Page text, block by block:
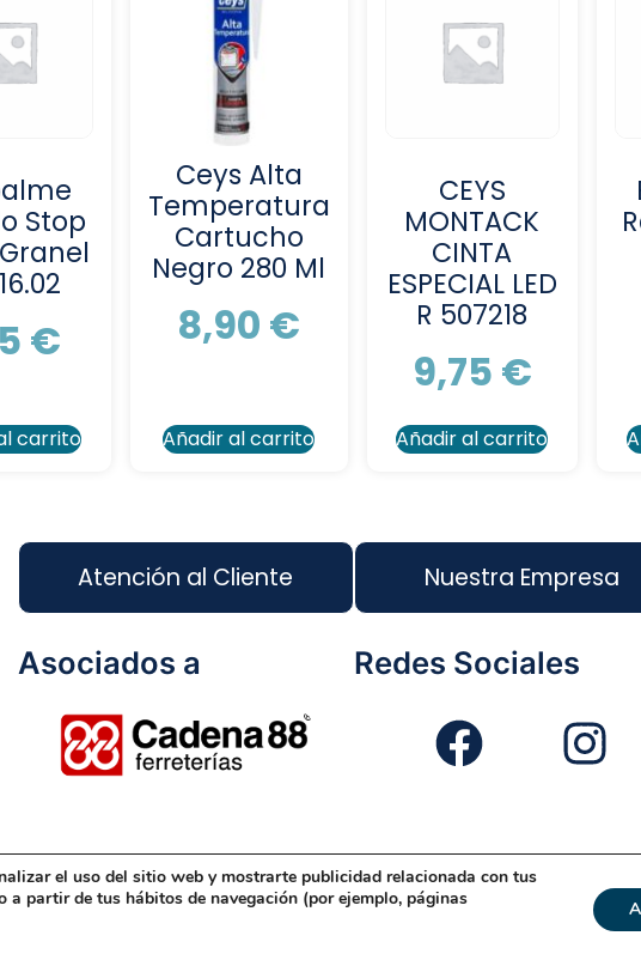
Stop
€
carrito
Ceys Alta
Temperatura
Cartucho
Negro 280 Ml
8,90 €
Añadir al carrito
CEYS
MONTACK
CINTA
ESPECIAL LED
R 507218
9,75 €
Añadir al carrito
Atención al Cliente
Asociados a
Nuestra Empresa
Redes Sociales
Diseño Web Política de Cookies Política de Gestión
© 2026 Rondón | Todos los derechos reservados
el uso del sitio web y mostrarte publicidad relacionada con tus
a partir de tus hábitos de navegación (por ejemplo, páginas